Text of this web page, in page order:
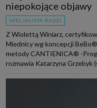
niepokojące objawy
SPECJALISTA RADZI
Z Wiolettą Winiarz,
Miednicy wg koncepcji
metody CANTIENICA® -
rozmawia Katarzyna Grzebyk